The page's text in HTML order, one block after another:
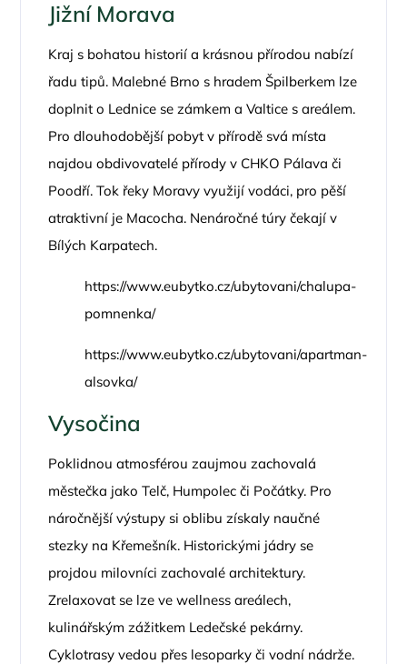
Jižní Morava
Kraj s bohatou historií a krásnou přírodou nabízí
řadu tipů. Malebné Brno s hradem Špilberkem lze
doplnit o Lednice se zámkem a Valtice s areálem.
Pro dlouhodobější pobyt v přírodě svá místa
najdou obdivovatelé přírody v CHKO Pálava či
Poodří. Tok řeky Moravy využijí vodáci, pro pěší
atraktivní je Macocha. Nenáročné túry čekají v
Bílých Karpatech.
https://www.eubytko.cz/ubytovani/chalupa-
pomnenka/
https://www.eubytko.cz/ubytovani/apartman-
alsovka/
Vysočina
Poklidnou atmosférou zaujmou zachovalá
městečka jako Telč, Humpolec či Počátky. Pro
náročnější výstupy si oblibu získaly naučné
stezky na Křemešník. Historickými jádry se
projdou milovníci zachovalé architektury.
Zrelaxovat se lze ve wellness areálech,
kulinářským zážitkem Ledečské pekárny.
Cyklotrasy vedou přes lesoparky či vodní nádrže.